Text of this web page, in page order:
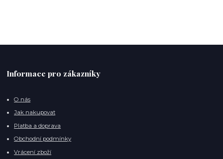
Informace pro zákazníky
O nás
Jak nakupovat
Platba a doprava
Obchodní podmínky
Vrácení zboží